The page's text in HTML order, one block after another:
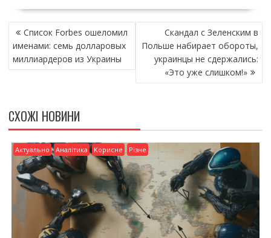
e
b
o
o
itt
er
ai
l
ді
л
т
и
НАВІГАЦІЯ
ЗАПИСІВ
Список Forbes ошеломил
именами: семь долларовых
миллиардеров из Украины
Скандал с Зеленским в
Польше набирает обороты,
украинцы не сдержались:
«Это уже слишком!»
СХОЖІ НОВИНИ
Актуально Аналітика Корисне Різне